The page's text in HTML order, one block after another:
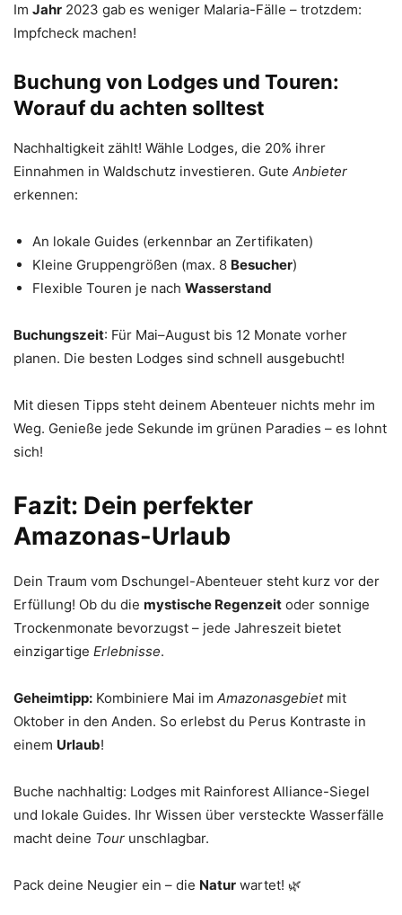
Im Jahr 2023 gab es weniger Malaria-Fälle – trotzdem:
Impfcheck machen!
Buchung von Lodges und Touren:
Worauf du achten solltest
Nachhaltigkeit zählt! Wähle Lodges, die 20% ihrer
Einnahmen in Waldschutz investieren. Gute Anbieter
erkennen:
An lokale Guides (erkennbar an Zertifikaten)
Kleine Gruppengrößen (max. 8 Besucher)
Flexible Touren je nach Wasserstand
Buchungszeit: Für Mai–August bis 12 Monate vorher
planen. Die besten Lodges sind schnell ausgebucht!
Mit diesen Tipps steht deinem Abenteuer nichts mehr im
Weg. Genieße jede Sekunde im grünen Paradies – es lohnt
sich!
Fazit: Dein perfekter
Amazonas-Urlaub
Dein Traum vom Dschungel-Abenteuer steht kurz vor der
Erfüllung! Ob du die mystische Regenzeit oder sonnige
Trockenmonate bevorzugst – jede Jahreszeit bietet
einzigartige Erlebnisse.
Geheimtipp: Kombiniere Mai im Amazonasgebietmit
Oktober in den Anden. So erlebst du Perus Kontraste in
einem Urlaub!
Buche nachhaltig: Lodges mit Rainforest Alliance-Siegel
und lokale Guides. Ihr Wissen über versteckte Wasserfälle
macht deine Tour unschlagbar.
Pack deine Neugier ein – die Natur wartet! 🌿